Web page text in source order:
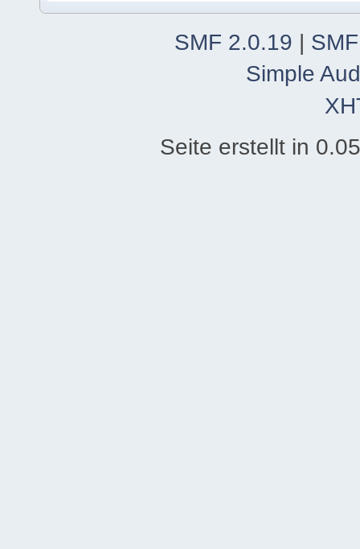
SMF 2.0.19
Simple
Seite erstellt in